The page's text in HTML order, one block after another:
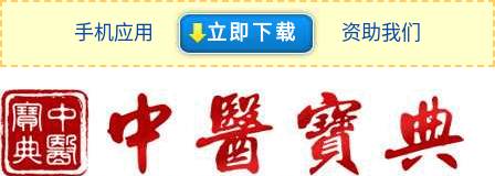
手机应用 立即下载 资助我们